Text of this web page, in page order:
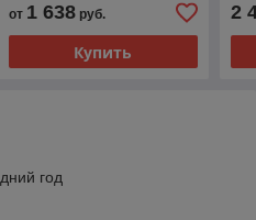
от 1 638руб.
Купить
2
год